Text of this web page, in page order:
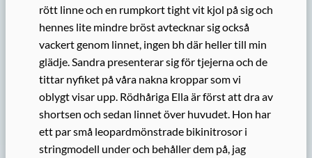
rött linne och en rumpkort tight vit kjol på sig och
hennes lite mindre bröst avtecknar sig också
vackert genom linnet, ingen bh där heller till min
glädje. Sandra presenterar sig för tjejerna och de
tittar nyfiket på våra nakna kroppar som vi
oblygt visar upp. Rödhåriga Ella är först att dra av
shortsen och sedan linnet över huvudet. Hon har
ett par små leopardmönstrade bikinitrosor i
stringmodell under och behåller dem på, jag